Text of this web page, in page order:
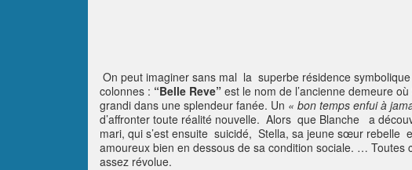
On peut imaginer sans mal la superbe résidence
colonnes : “Belle Reve” est le nom de l’ancienne demeure où
grandi dans une splendeur fanée. Un « bon temps enfui à
d’affronter toute réalité nouvelle. Alors que Blanche a
mari, qui s’est ensuite suicidé, Stella, sa jeune sœur rebelle
amoureux bien en dessous de sa condition sociale. …
assez révolue.